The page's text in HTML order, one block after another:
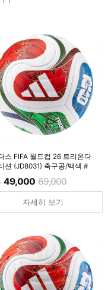
스 FIFA 월드컵 26 트리온다
션 (JD8031) 축구공/백색 #
49,000 69,000
자세히 보기